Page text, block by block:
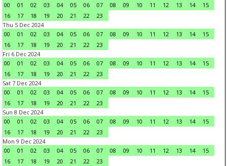
00
01 02 03 04 05 06 07 08 09 10 11 12 13 14
15
16
17 18 19 20 21 22
23
Thu 5 Dec 2024
00
01 02 03 04 05 06 07 08 09 10 11 12 13 14
15
16
17 18 19 20 21 22
23
Fri 6 Dec 2024
00
01 02 03 04 05 06 07 08 09 10 11 12 13 14
15
16
17 18 19 20 21 22
23
Sat 7 Dec 2024
00
01 02 03 04 05 06 07 08 09 10 11 12 13 14
15
16
17 18 19 20 21 22
23
Sun 8 Dec 2024
00
01 02 03 04 05 06 07 08 09 10 11 12 13 14
15
16
17 18 19 20 21 22
23
Mon 9 Dec 2024
00
01 02 03 04 05 06 07 08 09 10 11 12 13 14
15
16
17 18 19 20 21 22
23